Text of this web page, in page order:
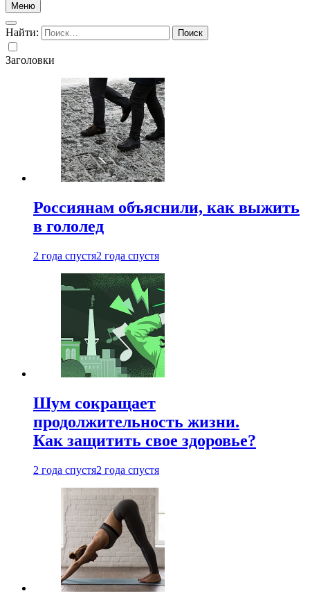
Меню
Найти:
Заголовки
Россиянам объяснили, как выжить
в гололед
2 года спустя2 года спустя
Шум сокращает
продолжительность жизни.
Как защитить свое здоровье?
2 года спустя2 года спустя